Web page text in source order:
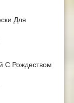
Для
С Рождеством